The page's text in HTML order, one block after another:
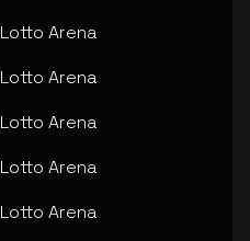
Lotto Arena
Lotto Arena
Lotto Arena
Lotto Arena
Lotto Arena